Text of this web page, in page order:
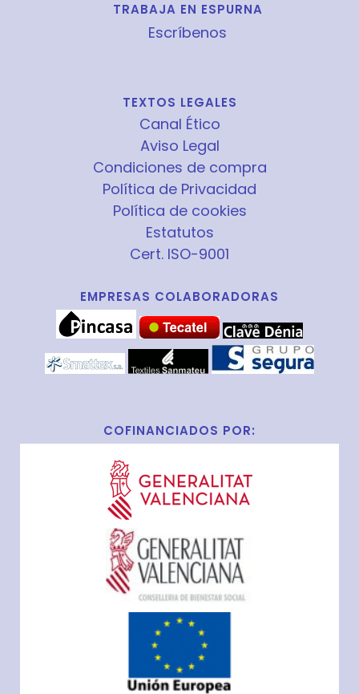
TRABAJA EN ESPURNA
Escríbenos
TEXTOS LEGALES
Canal Ético
Aviso Legal
Condiciones de compra
Política de Privacidad
Política de cookies
Estatutos
Cert. ISO-9001
EMPRESAS COLABORADORAS
COFINANCIADOS POR: